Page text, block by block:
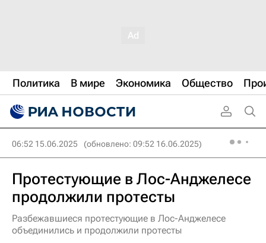
Политика В мире Экономика Общество
06:52 15.06.2025 (обновлено: 09:52 16.06.2025)
Протестующие в Лос-Анджелесе
продолжили протесты
Разбежавшиеся протестующие в Лос-Анджелесе
объединились и продолжили протесты